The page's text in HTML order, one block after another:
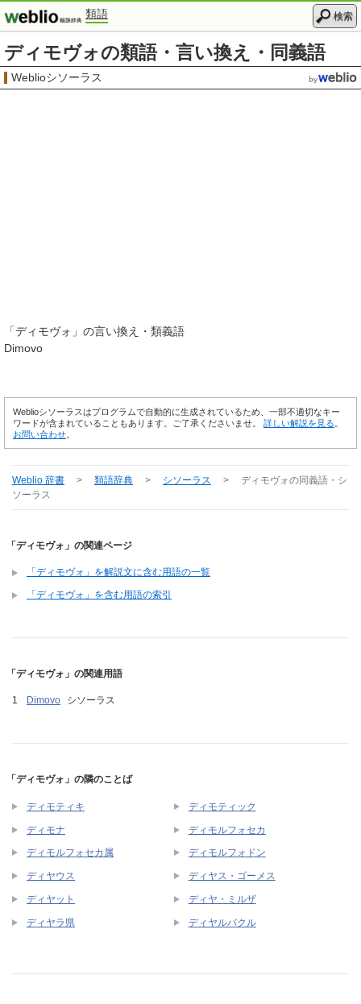
類語 検索
ディモヴォの類語・言い換え・同義語
Weblioシソーラス
「ディモヴォ 」の言い換え・類義語
Dimovo
Weblioシソーラスはプログラムで自動的に生成されているため、一部不適切なキー
ワードが含まれていることもあります。ご了承くださいませ。 詳しい解説を見る
お問い合わせ
Weblio 辞書 > 類語辞典 > シソーラス > ディモヴォの同義語・シ
ソーラス
「ディモヴォ」の関連ページ
「ディモヴォ」を解説文に含む用語の一覧
「ディモヴォ」を含む用語の索引
「ディモヴォ」の関連用語
Dimovo シソーラス
「ディモヴォ」の隣のことば
ディモティキ ディモティック
ディモナ ディモルフォセカ
ディモルフォセカ属 ディモルフォドン
ディヤウス ディヤス・ゴーメス
ディヤット ディヤ・ミルザ
ディヤラ県 ディヤルバクル